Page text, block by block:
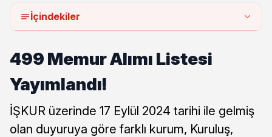
İçindekiler
499 Memur Alımı Listesi
Yayımlandı!
İŞKUR üzerinde 17 Eylül 2024 tarihi ile gelmiş
olan duyuruya göre farklı kurum, Kuruluş,